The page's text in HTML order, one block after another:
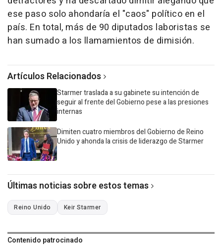
ese paso solo ahondaría el "caos" político en el
país. En total, más de 90 diputados laboristas se
han sumado a los llamamientos de dimisión.
Artículos Relacionados
Starmer traslada a su gabinete su intención de
seguir al frente del Gobierno pese a las presiones
internas
Dimiten cuatro miembros del Gobierno de Reino
Unido y ahonda la crisis de liderazgo de Starmer
Últimas noticias sobre estos temas
Reino Unido Keir Starmer
Contenido patrocinado